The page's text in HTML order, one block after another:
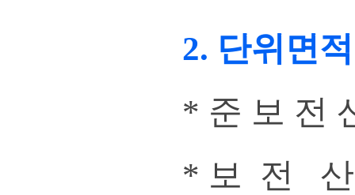
2. 단위면
* 준 보 전
* 보 전 산